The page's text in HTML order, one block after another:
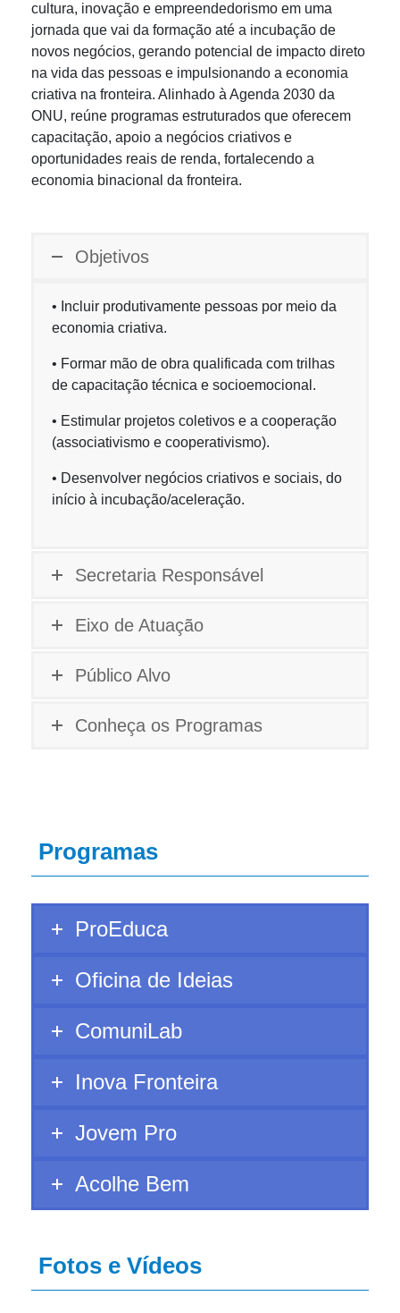
cultura, inovação e empreendedorismo em uma
jornada que vai da formação até a incubação de
novos negócios, gerando potencial de impacto direto
na vida das pessoas e impulsionando a economia
criativa na fronteira. Alinhado à Agenda 2030 da
ONU, reúne programas estruturados que oferecem
capacitação, apoio a negócios criativos e
oportunidades reais de renda, fortalecendo a
economia binacional da fronteira.
Objetivos
• Incluir produtivamente pessoas por meio da
economia criativa.
• Formar mão de obra qualificada com trilhas
de capacitação técnica e socioemocional.
• Estimular projetos coletivos e a cooperação
(associativismo e cooperativismo).
• Desenvolver negócios criativos e sociais, do
início à incubação/aceleração.
Secretaria Responsável
Eixo de Atuação
Público Alvo
Conheça os Programas
Programas
ProEduca
Oficina de Ideias
ComuniLab
Inova Fronteira
Jovem Pro
Acolhe Bem
Fotos e Vídeos